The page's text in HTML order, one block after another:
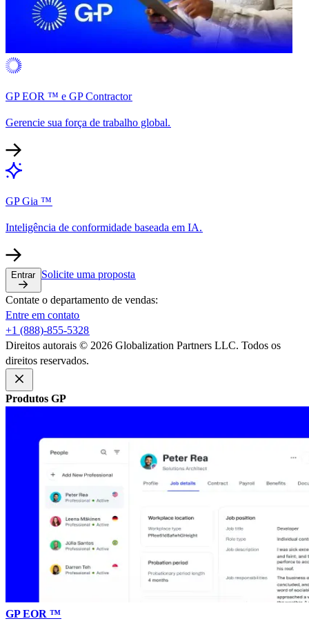
GP EOR ™ e GP Contractor​​
Gerencie sua força de trabalho global.​​
GP Gia ™​​
Inteligência de conformidade baseada em IA.​​
Entrar​​ Solicite uma proposta​​
Contate o departamento de vendas:​​
Entre em contato​​
+1 (888)-855-5328​​
Direitos autorais © 2026 Globalization Partners LLC. Todos os
direitos reservados.​​
Produtos GP​​
GP EOR ™​​